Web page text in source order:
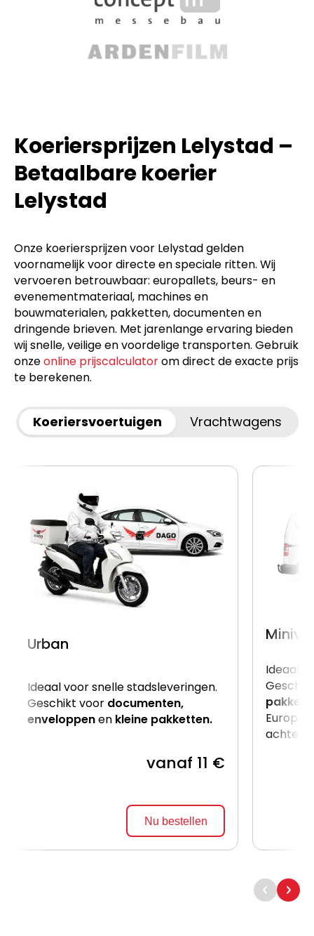
Koeriersprijzen Lelystad –
Betaalbare koerier
Lelystad
Onze koeriersprijzen voor Lelystad gelden
voornamelijk voor directe en speciale ritten. Wij
vervoeren betrouwbaar: europallets, beurs- en
evenementmateriaal, machines en
bouwmaterialen, pakketten, documenten en
dringende brieven. Met jarenlange ervaring bieden
wij snelle, veilige en voordelige transporten. Gebruik
onzeonline prijscalculatorom direct de exacte prijs
te berekenen.
Koeriersvoertuigen Vrachtwagens
Urban
Ideaal voor snelle stadsleveringen.
Geschikt voor documenten,
enveloppenen kleine pakketten.
vanaf 11 €
Nu bestellen
Ideaal